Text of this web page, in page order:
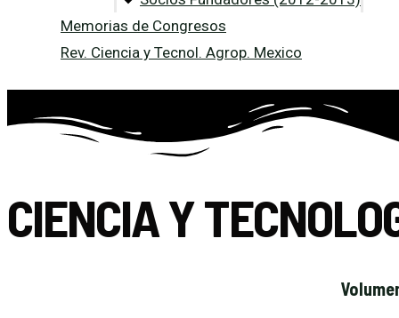
Memorias de Congresos
Rev. Ciencia y Tecnol. Agrop. Mexico
CIENCIA Y